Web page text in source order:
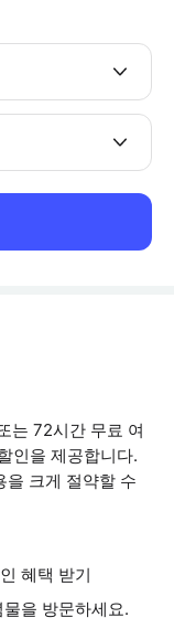
는 72시간 무료 여
인을 제공합니다.
을 크게 절약할 수
혜택 받기
을 방문하세요.